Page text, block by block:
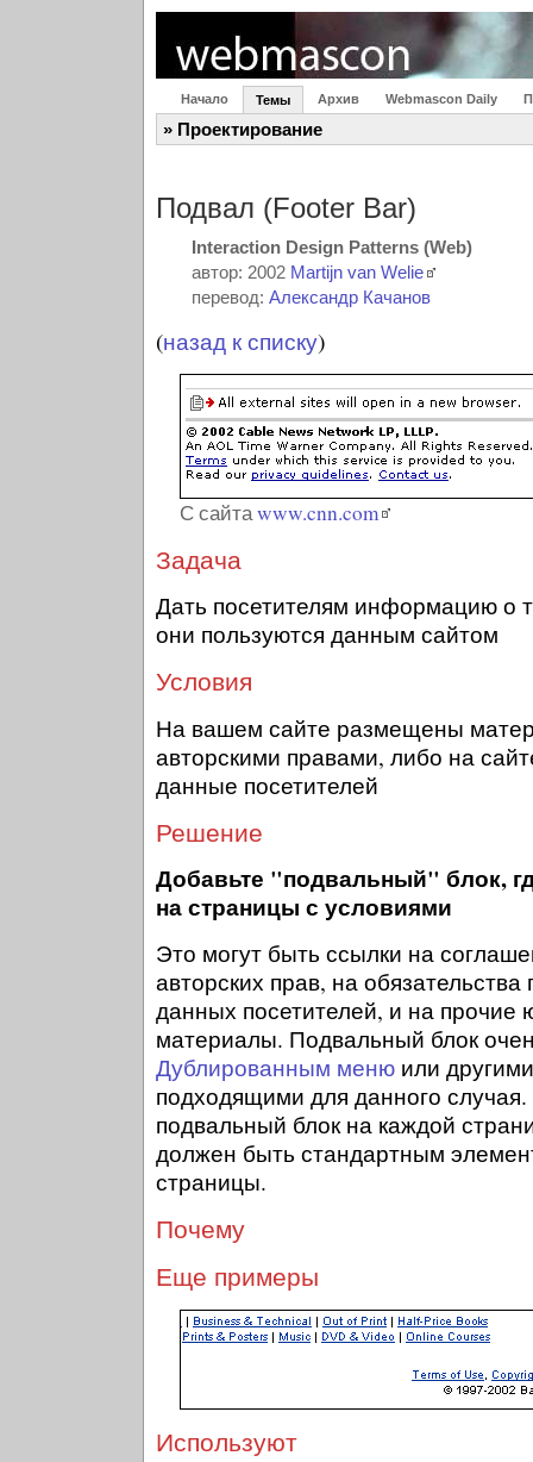
Начало Темы Архив Webmascon Daily
» Проектирование
Подвал (Footer Bar)
Interaction Design Patterns (Web)
автор: 2002 Martijn van Welie
перевод: Александр Качанов
(назад к списку)
С сайтаwww.cnn.com
Задача
Дать посетителям информацию о
они пользуются данным сайтом
Условия
На вашем сайте размещены
авторскими правами, либо на
данные посетителей
Решение
Добавьте "подвальный" блок,
на страницы с условиями
Это могут быть ссылки на
авторских прав, на
данных посетителей, и на прочие
материалы. Подвальный блок
Дублированным меню или
подходящими для данного
подвальный блок на каждой
должен быть стандартным
страницы.
Почему
Еще примеры
Используют